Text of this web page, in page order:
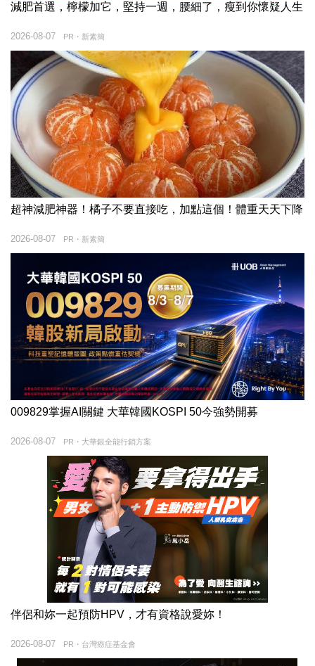
減肥首選，檸檬加它，堅持一週，腰細了，瘦到你懷疑人生
PR・新素簡
2026-08-07
超神減肥神器！橘子不要直接吃，加點這個！體重天天下降
PR・新素簡
2026-08-07
009829掌握AI關鍵 大華韓國KOSPI 50今強勢開募
PR・大華銀全能行銷方案
2026-08-07
伴侶和妳一起預防HPV，才有資格說愛妳！
PR・台灣癌症基金會
2026-08-07